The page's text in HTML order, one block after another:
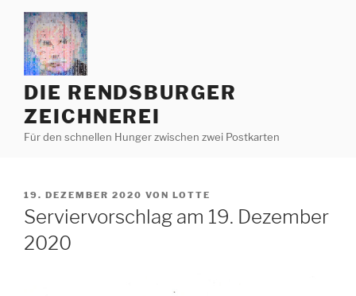
Zum
Inhalt
springen
DIE RENDSBURGER
ZEICHNEREI
Für den schnellen Hunger zwischen zwei Postkarten
VERÖFFENTLICHT
AM
19. DEZEMBER 2020 VON LOTTE
Serviervorschlag am 19. Dezember
2020